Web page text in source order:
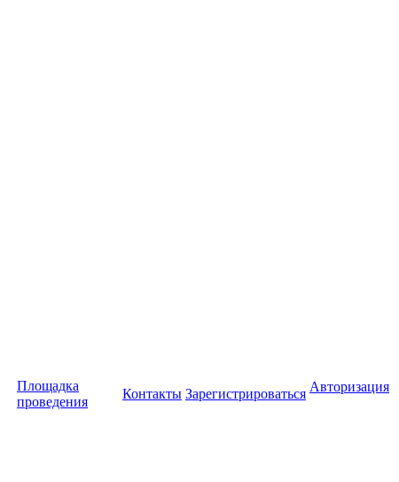
Площадка
проведения
Контакты Зарегистрироваться Авторизация